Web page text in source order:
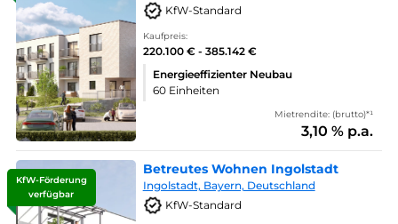
KfW-Standard
Kaufpreis:
220.100 € - 385.142 €
Energieeffizienter Neubau
60 Einheiten
Mietrendite: (brutto)*¹
3,10 % p.a.
KfW-Förderung
verfügbar
Betreutes Wohnen Ingolstadt
Ingolstadt, Bayern, Deutschland
KfW-Standard